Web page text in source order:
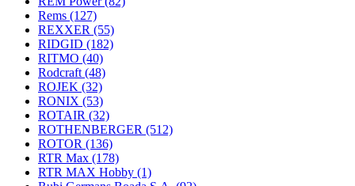
Rems (127)
REXXER (55)
RIDGID (182)
RITMO (40)
Rodcraft (48)
ROJEK (32)
RONIX (53)
ROTAIR (32)
ROTHENBERGER (512)
ROTOR (136)
RTR Max (178)
RTR MAX Hobby (1)